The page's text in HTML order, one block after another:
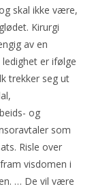
skal ikke være,
Kirurgi
av en
er ifølge
trekker seg ut
og
som
Risle over
visdomen i
… De vil være